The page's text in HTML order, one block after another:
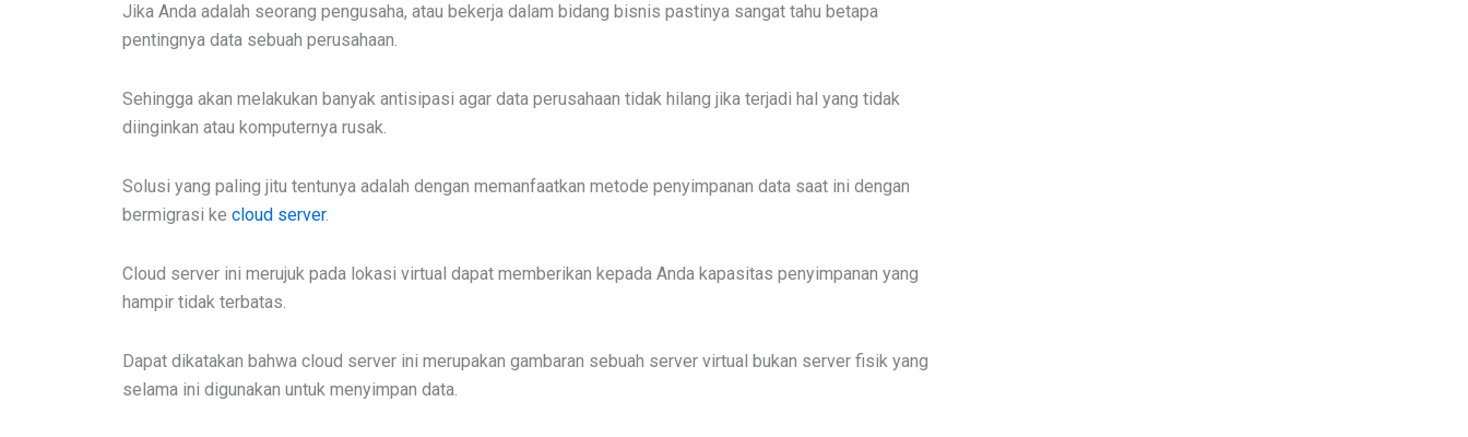
Jika Anda adalah seorang pengusaha, atau bekerja dalam bidang bisnis pastinya sangat tahu betapa
pentingnya data sebuah perusahaan.
Sehingga akan melakukan banyak antisipasi agar data perusahaan tidak hilang jika terjadi hal yang tidak
diinginkan atau komputernya rusak.
Solusi yang paling jitu tentunya adalah dengan memanfaatkan metode penyimpanan data saat ini dengan
bermigrasi ke cloud server.
Cloud server ini merujuk pada lokasi virtual dapat memberikan kepada Anda kapasitas penyimpanan yang
hampir tidak terbatas.
Dapat dikatakan bahwa cloud server ini merupakan gambaran sebuah server virtual bukan server fisik yang
selama ini digunakan untuk menyimpan data.